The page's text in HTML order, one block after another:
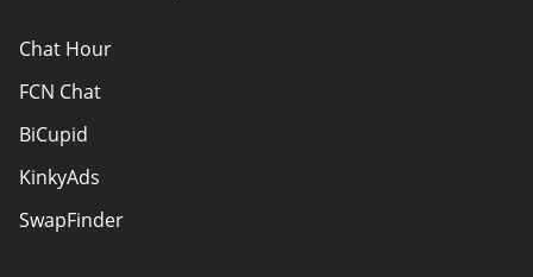
Chat Hour
FCN Chat
BiCupid
KinkyAds
SwapFinder